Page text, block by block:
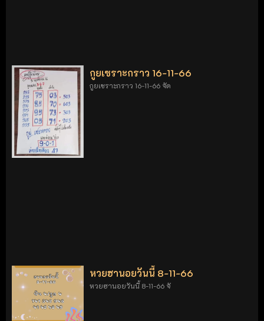
กูยเซราะกราว 16-11-66
กูยเซราะกราว 16-11-66 จัด
หวยฮานอยวันนี้ 8-11-66
หวยฮานอยวันนี้ 8-11-66 จั